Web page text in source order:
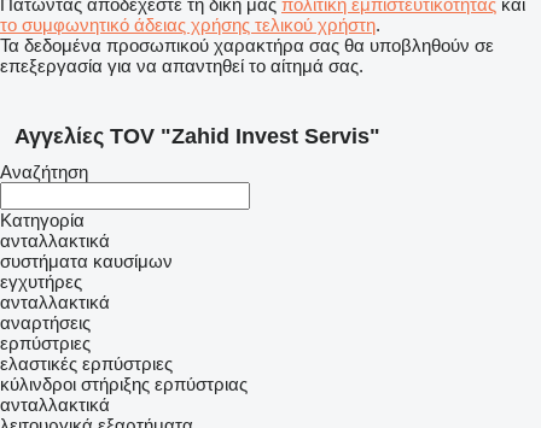
Πατώντας αποδέχεστε τη δική μας πολιτική εμπιστευτικότητας και
το συμφωνητικό άδειας χρήσης τελικού χρήστη.
Τα δεδομένα προσωπικού χαρακτήρα σας θα υποβληθούν σε
επεξεργασία για να απαντηθεί το αίτημά σας.
Αγγελίες TOV "Zahid Invest Servis"
Αναζήτηση
Κατηγορία
ανταλλακτικά
συστήματα καυσίμων
εγχυτήρες
ανταλλακτικά
αναρτήσεις
ερπύστριες
ελαστικές ερπύστριες
κύλινδροι στήριξης ερπύστριας
ανταλλακτικά